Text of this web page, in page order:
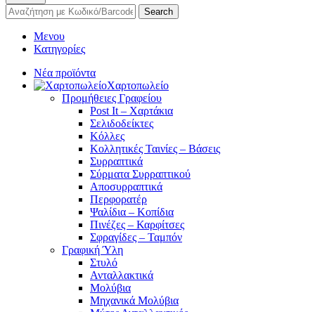
Search
Μενου
Κατηγορίες
Νέα προϊόντα
Χαρτοπωλείο
Προμήθειες Γραφείου
Post It – Χαρτάκια
Σελιδοδείκτες
Κόλλες
Κολλητικές Ταινίες – Βάσεις
Συρραπτικά
Σύρματα Συρραπτικού
Αποσυρραπτικά
Περφορατέρ
Ψαλίδια – Κοπίδια
Πινέζες – Καρφίτσες
Σφραγίδες – Ταμπόν
Γραφική Ύλη
Στυλό
Ανταλλακτικά
Μολύβια
Μηχανικά Μολύβια